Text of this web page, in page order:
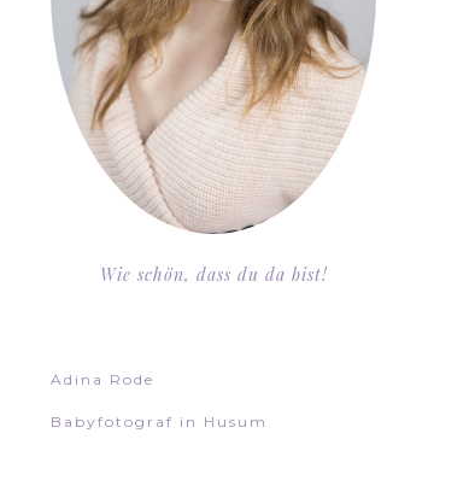
Wie schön, dass du da bist!
Adina Rode
Babyfotograf in Husum